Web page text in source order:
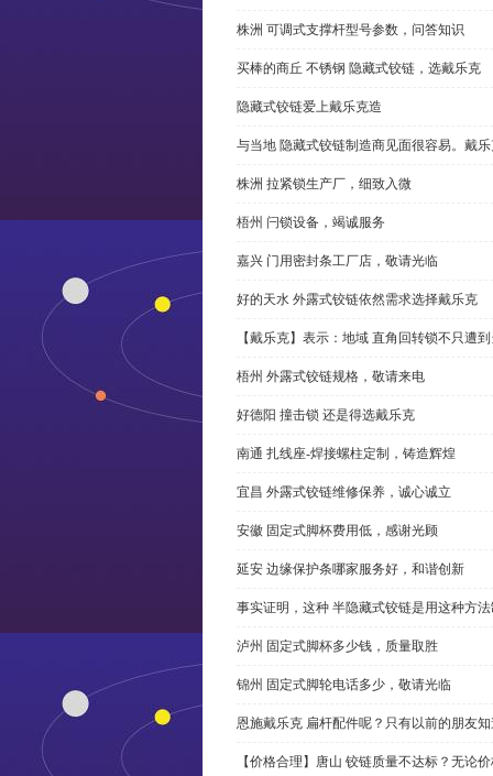
株洲 可调式支撑杆型号参数，问答知识
买棒的商丘 不锈钢 隐藏式铰链，选戴乐克
隐藏式铰链爱上戴乐克造
与当地 隐藏式铰链制造商见面很容易。戴
株洲 拉紧锁生产厂，细致入微
梧州 闩锁设备，竭诚服务
嘉兴 门用密封条工厂店，敬请光临
好的天水 外露式铰链依然需求选择戴乐克
【戴乐克】表示：地域 直角回转锁不只遭
梧州 外露式铰链规格，敬请来电
好德阳 撞击锁 还是得选戴乐克
南通 扎线座-焊接螺柱定制，铸造辉煌
宜昌 外露式铰链维修保养，诚心诚立
安徽 固定式脚杯费用低，感谢光顾
延安 边缘保护条哪家服务好，和谐创新
事实证明，这种 半隐藏式铰链是用这种方
泸州 固定式脚杯多少钱，质量取胜
锦州 固定式脚轮电话多少，敬请光临
恩施戴乐克 扁杆配件呢？只有以前的朋友
【价格合理】唐山 铰链质量不达标？无论